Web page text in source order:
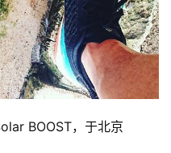
BOOST，于北京